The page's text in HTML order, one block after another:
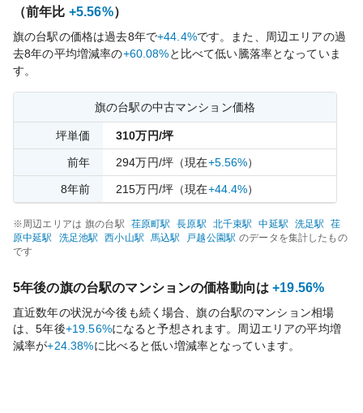
（前年比 +5.56%）
旗の台駅の価格は過去8年で+44.4%です。
また、周辺エリアの過
去8年の平均増減率の+60.08%と比べて低い騰落率となっていま
す。
旗の台駅の中古マンション価格
坪単価 310万円/坪
前年 294万円/坪 （現在+5.56%）
8年前 215万円/坪 （現在+44.4%）
※周辺エリアは 旗の台駅 荏原町駅 長原駅 北千束駅 中延駅 洗足駅
荏
原中延駅 洗足池駅 西小山駅 馬込駅 戸越公園駅 のデータを集計したもの
です
5年後の旗の台駅のマンションの価格動向は +19.56%
直近数年の状況が今後も続く場合、旗の台駅のマンション相場
は、5年後+19.56%になると予想されます。周辺エリアの平均増
減率が+24.38%に比べると低い増減率となっています。